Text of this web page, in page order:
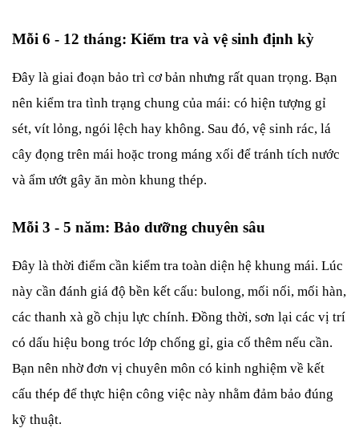
Mỗi 6 - 12 tháng: Kiểm tra và vệ sinh định kỳ
Đây là giai đoạn bảo trì cơ bản nhưng rất quan trọng. Bạn
nên kiểm tra tình trạng chung của mái: có hiện tượng gỉ
sét, vít lỏng, ngói lệch hay không. Sau đó, vệ sinh rác, lá
cây đọng trên mái hoặc trong máng xối để tránh tích nước
và ẩm ướt gây ăn mòn khung thép.
Mỗi 3 - 5 năm: Bảo dưỡng chuyên sâu
Đây là thời điểm cần kiểm tra toàn diện hệ khung mái. Lúc
này cần đánh giá độ bền kết cấu: bulong, mối nối, mối hàn,
các thanh xà gồ chịu lực chính. Đồng thời, sơn lại các vị trí
có dấu hiệu bong tróc lớp chống gỉ, gia cố thêm nếu cần.
Bạn nên nhờ đơn vị chuyên môn có kinh nghiệm về kết
cấu thép để thực hiện công việc này nhằm đảm bảo đúng
kỹ thuật.